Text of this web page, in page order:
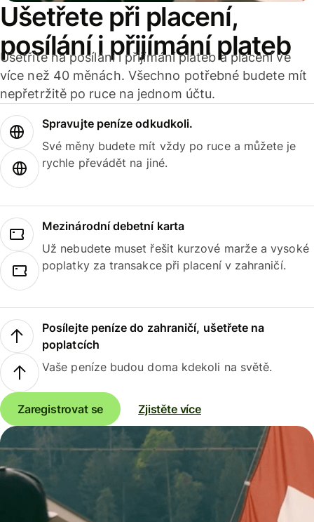
Ušetřete při placení,
posílání i přijímání plateb
Ušetříte na posílání i přijímání plateb a placení ve
více než 40 měnách. Všechno potřebné budete mít
nepřetržitě po ruce na jednom účtu.
Spravujte peníze odkudkoli.
Své měny budete mít vždy po ruce a můžete je
rychle převádět na jiné.
Mezinárodní debetní karta
Už nebudete muset řešit kurzové marže a vysoké
poplatky za transakce při placení v zahraničí.
Posílejte peníze do zahraničí, ušetřete na
poplatcích
Vaše peníze budou doma kdekoli na světě.
Zaregistrovat se Zjistěte více